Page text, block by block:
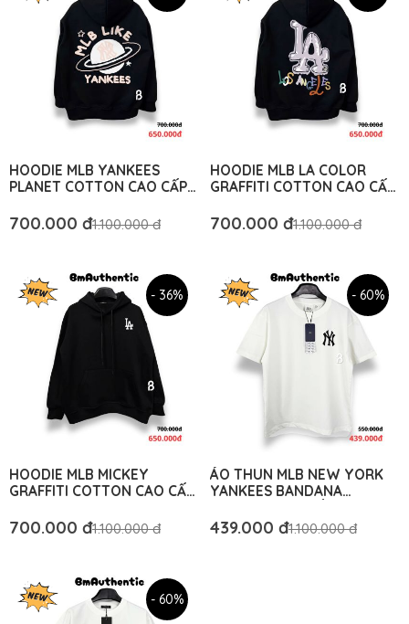
HOODIE MLB YANKEES
PLANET COTTON CAO CẤP
AUTHENTIC
700.000 đ1.100.000 đ
HOODIE MLB LA COLOR
GRAFFITI COTTON CAO CẤP
AUTHENTIC
700.000 đ1.100.000 đ
- 36%
HOODIE MLB MICKEY
GRAFFITI COTTON CAO CẤP
AUTHENTIC
700.000 đ1.100.000 đ
- 60%
ÁO THUN MLB NEW YORK
YANKEES BANDANA
RỘNG - BM AUTHENTIC
439.000 đ1.100.000 đ
- 60%